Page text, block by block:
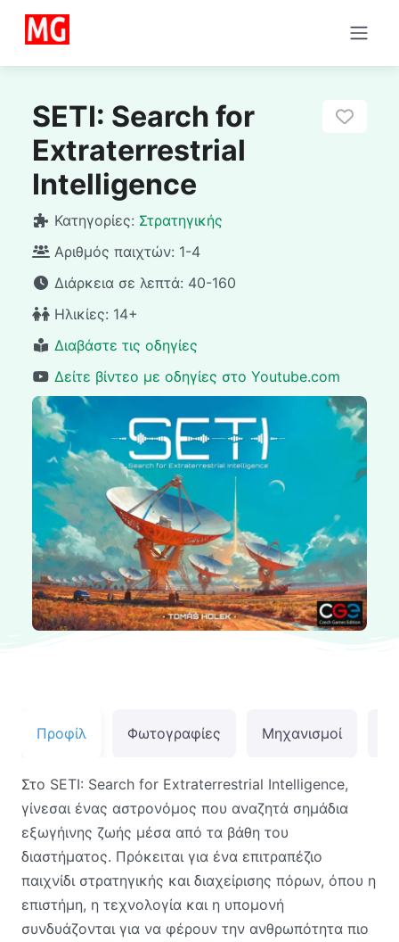
SETI: Search for
Extraterrestrial
Intelligence
Κατηγορίες: Στρατηγικής
Αριθμός παιχτών: 1-4
Διάρκεια σε λεπτά: 40-160
Ηλικίες: 14+
Διαβάστε τις οδηγίες
Δείτε βίντεο με οδηγίες στο Youtube.com
Προφίλ Φωτογραφίες Μηχανισμοί
Στο SETI: Search for Extraterrestrial Intelligence,
γίνεσαι ένας αστρονόμος που αναζητά σημάδια
εξωγήινης ζωής μέσα από τα βάθη του
διαστήματος. Πρόκειται για ένα επιτραπέζιο
παιχνίδι στρατηγικής και διαχείρισης πόρων, όπου η
επιστήμη, η τεχνολογία και η υπομονή
συνδυάζονται για να φέρουν την ανθρωπότητα πιο